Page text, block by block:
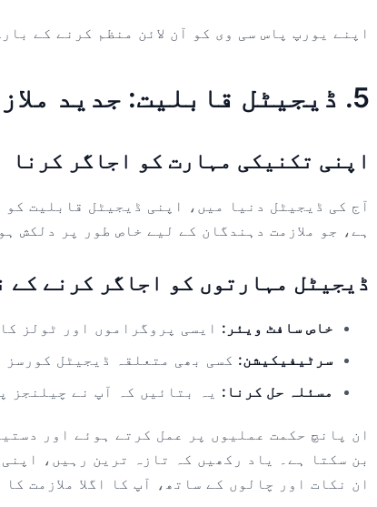
اپنے یورپ پاس سی وی کو آن لائن منظم کرنے کے
5. ڈیجیٹل قابلیت: جدید ملازمت کی مارکیٹ کی ضروریات کی عکاسی کرنا
اپنی تکنیکی مہارت کو اجاگر کرنا
آج کی ڈیجیٹل دنیا میں، اپنی ڈیجیٹل قابلیت
ہے، جو ملازمت دہندگان کے لیے خاص طور پر دلکش
ڈیجیٹل مہارتوں کو اجاگر کرنے کے
خاص سافٹ ویئر: ایسی پروگراموں اور ٹولز
سرٹیفیکیشن: کسی بھی متعلقہ ڈیجیٹل کورسز
مسئلہ حل کرنا: یہ بتائیں کہ آپ نے چیلنجز
ان پانچ حکمت عملیوں پر عمل کرتے ہوئے اور
بن سکتا ہے۔ یاد رکھیں کہ تازہ ترین رہیں،
ان نکات اور چالوں کے ساتھ، آپ کا اگلا ملازمت